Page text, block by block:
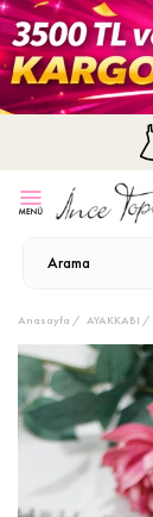
Anasayfa AYAKKABI